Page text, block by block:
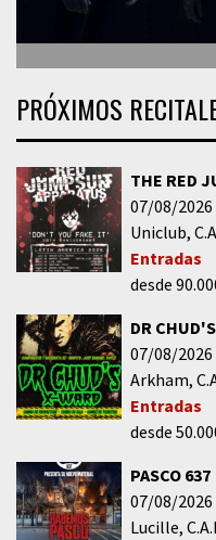
PRÓXIMOS
THE RED
07/08/2026
Uniclub
Entradas
desde
DR
07/08/2026
Arkham
Entradas
desde
PASCO 637
07/08/2026
Lucille